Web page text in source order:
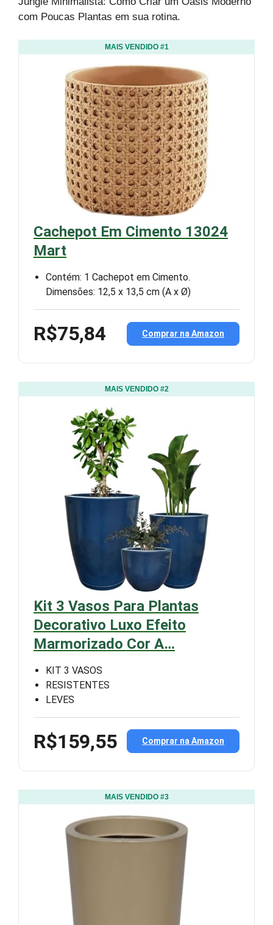
com Poucas Plantas em sua rotina.
MAIS VENDIDO #1
Cachepot Em Cimento 13024
Mart
Contém: 1 Cachepot em Cimento.
Dimensões: 12,5 x 13,5 cm (A x Ø)
R$75,84 Comprar na Amazon
MAIS VENDIDO #2
Kit 3 Vasos Para Plantas
Decorativo Luxo Efeito
Marmorizado Cor A…
KIT 3 VASOS
RESISTENTES
LEVES
R$159,55 Comprar na Amazon
MAIS VENDIDO #3